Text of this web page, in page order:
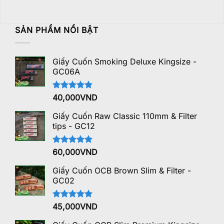
SẢN PHẨM NỔI BẬT
Giấy Cuốn Smoking Deluxe Kingsize -
GC06A
Được xếp
hạng
5 sao
40,000VND
Giấy Cuốn Raw Classic 110mm & Filter
tips - GC12
Được xếp
hạng
5 sao
60,000VND
Giấy Cuốn OCB Brown Slim & Filter -
GC02
Được xếp
hạng
5 sao
45,000VND